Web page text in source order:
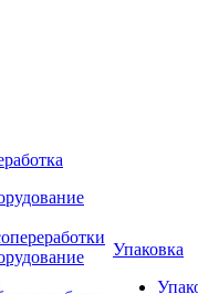
Упаковка